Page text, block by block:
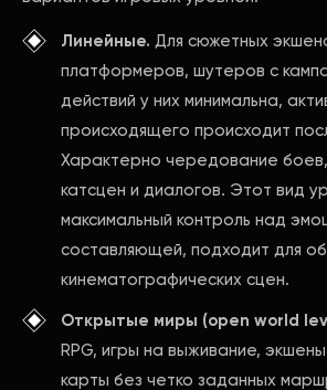
Линейные. Для сюжетных
платформеров, шутеров с
действий у них минимальна,
происходящего происходит
Характерно чередование
катсцен и диалогов. Этот вид
максимальный контроль над
составляющей, подходит для
кинематографических сцен.
Открытые миры (open world
RPG, игры на выживание,
карты без четко заданных